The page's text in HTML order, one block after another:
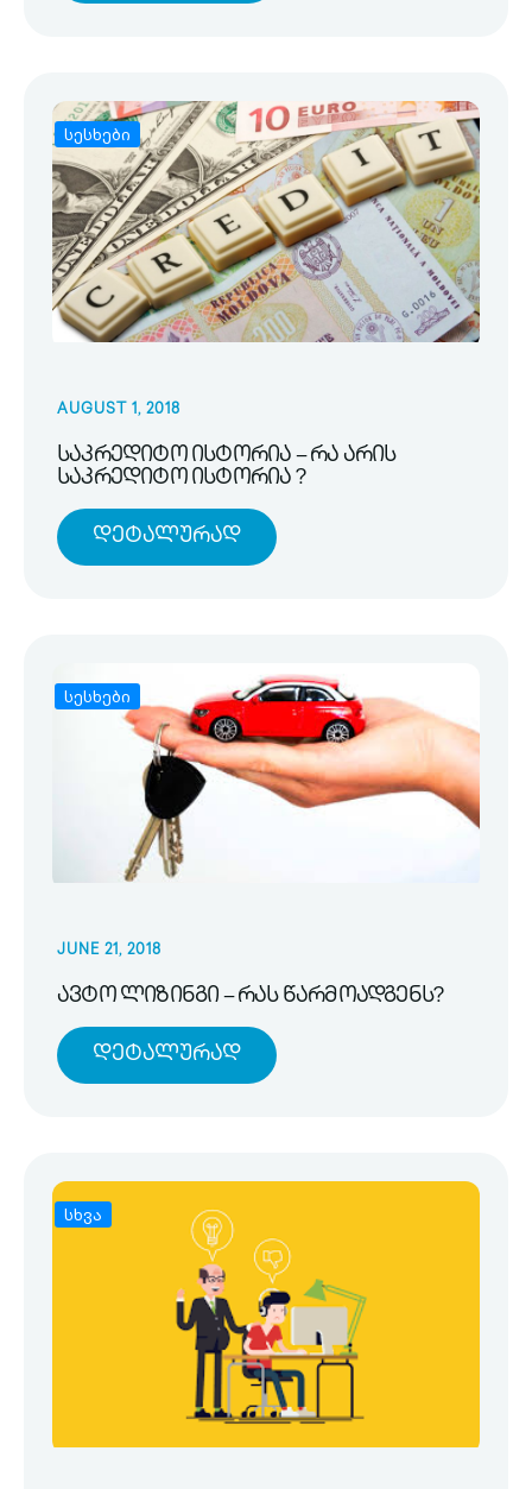
სესხები
AUGUST 1, 2018
საკრედიტო ისტორია – რა არის
საკრედიტო ისტორია ?
Დეტალურად
სესხები
JUNE 21, 2018
ავტო ლიზინგი – რას წარმოადგენს?
Დეტალურად
სხვა